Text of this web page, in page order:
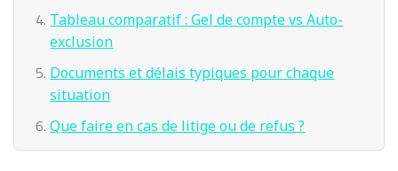
Tableau comparatif : Gel de compte vs Auto-
exclusion
Documents et délais typiques pour chaque
situation
Que faire en cas de litige ou de refus ?